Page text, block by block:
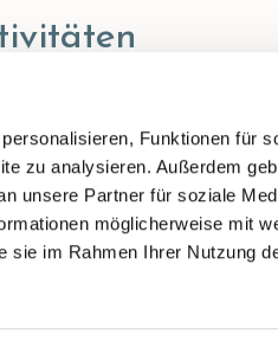
Funktionen für
zu analysieren. Außerdem
unsere Partner für soziale
möglicherweise mit
sie im Rahmen Ihrer Nutzung